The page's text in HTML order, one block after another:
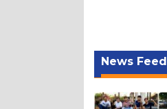
News Feed